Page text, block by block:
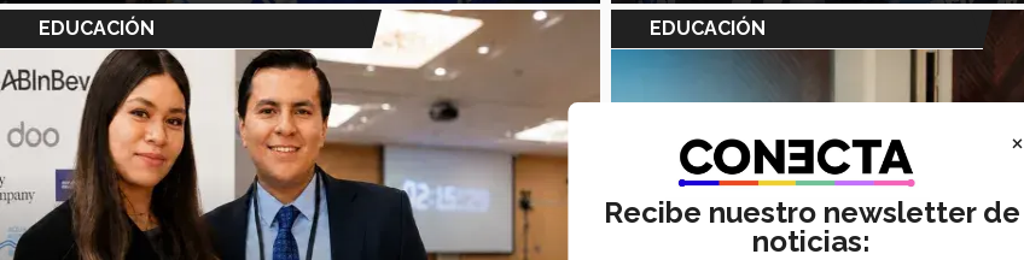
EDUCACIÓN EDUCACIÓN
×
Recibe nuestro newsletter de
noticias: